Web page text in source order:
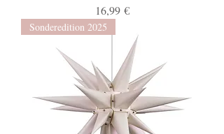
Preis
16,99 €
Sonderedition 2025